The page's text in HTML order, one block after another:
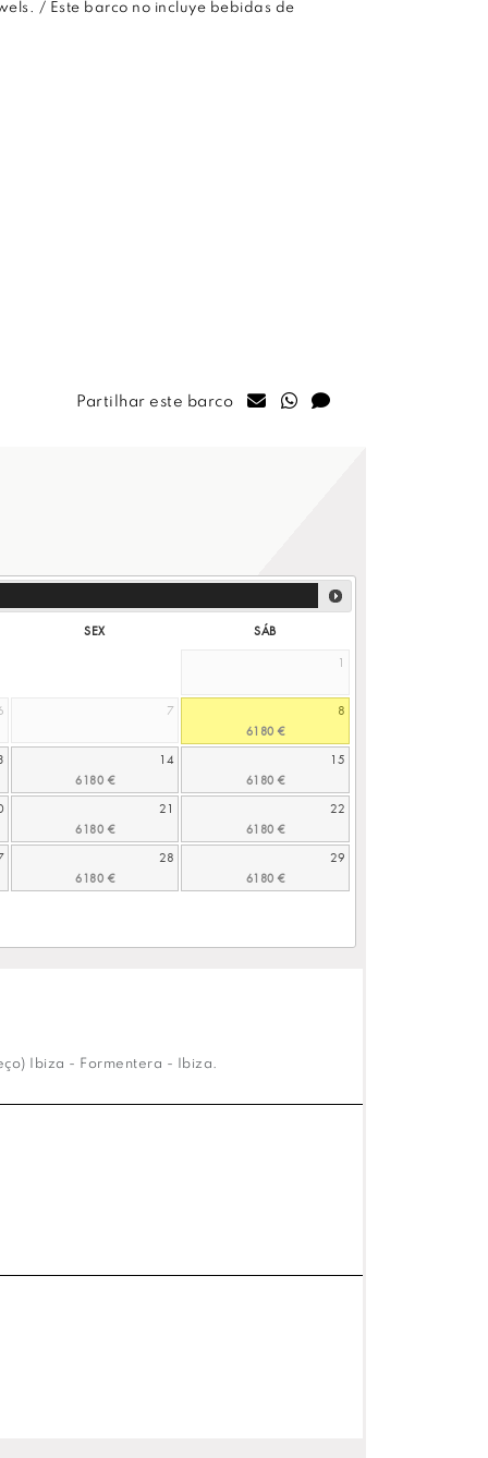
/ Este barco no incluye bebidas de
Partilhar este barco
SEX
SÁB
1
7 8
14 15
21 22
28 29
Ibiza - Formentera - Ibiza.